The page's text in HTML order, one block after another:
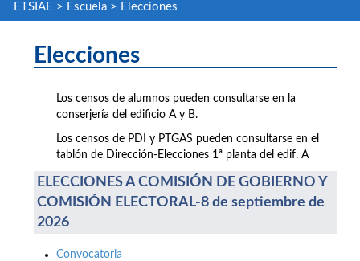
ETSIAE > Escuela> Elecciones
Elecciones
Los censos de alumnos pueden consultarse en la
conserjería del edificio A y B.
Los censos de PDI y PTGAS pueden consultarse en el
tablón de Dirección-Elecciones 1ª planta del edif. A
ELECCIONES A COMISIÓN DE GOBIERNO Y
COMISIÓN ELECTORAL-8 de septiembre de
2026
Convocatoria